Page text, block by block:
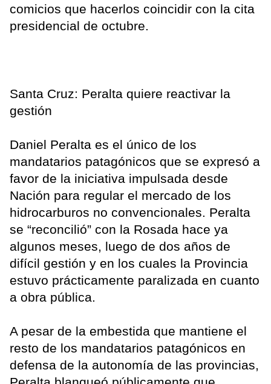
comicios que hacerlos coincidir con la cita
presidencial de octubre.
Santa Cruz: Peralta quiere reactivar la
gestión
Daniel Peralta es el único de los
mandatarios patagónicos que se expresó a
favor de la iniciativa impulsada desde
Nación para regular el mercado de los
hidrocarburos no convencionales. Peralta
se “reconcilió” con la Rosada hace ya
algunos meses, luego de dos años de
difícil gestión y en los cuales la Provincia
estuvo prácticamente paralizada en cuanto
a obra pública.
A pesar de la embestida que mantiene el
resto de los mandatarios patagónicos en
defensa de la autonomía de las provincias,